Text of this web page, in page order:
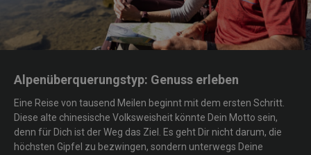
Alpenüberquerungstyp: Genuss erleben
Eine Reise von tausend Meilen beginnt mit dem ersten Schritt.
Diese alte chinesische Volksweisheit könnte Dein Motto sein,
denn für Dich ist der Weg das Ziel. Es geht Dir nicht darum, die
höchsten Gipfel zu bezwingen, sondern unterwegs Deine